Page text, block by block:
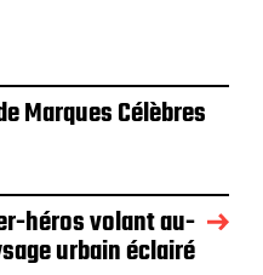
Marques Célèbres
héros volant au-
urbain éclairé